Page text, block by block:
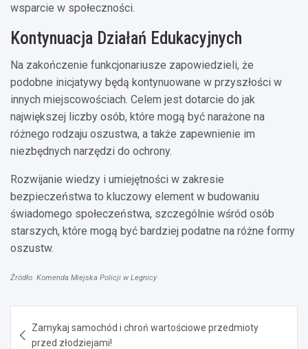
wsparcie w społeczności.
Kontynuacja Działań Edukacyjnych
Na zakończenie funkcjonariusze zapowiedzieli, że
podobne inicjatywy będą kontynuowane w przyszłości w
innych miejscowościach. Celem jest dotarcie do jak
największej liczby osób, które mogą być narażone na
różnego rodzaju oszustwa, a także zapewnienie im
niezbędnych narzędzi do ochrony.
Rozwijanie wiedzy i umiejętności w zakresie
bezpieczeństwa to kluczowy element w budowaniu
świadomego społeczeństwa, szczególnie wśród osób
starszych, które mogą być bardziej podatne na różne formy
oszustw.
Źródło: Komenda Miejska Policji w Legnicy
wpisu
Zamykaj samochód i chroń wartościowe przedmioty
przed złodziejami!